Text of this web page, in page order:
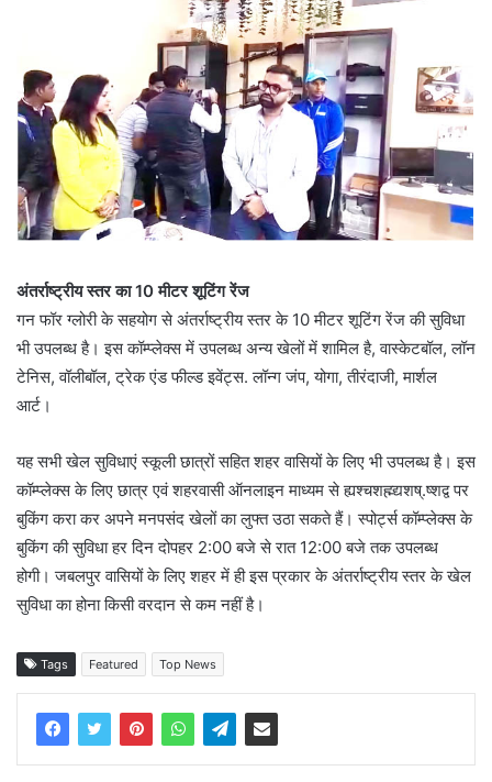
अंतर्राष्ट्रीय स्तर का 10 मीटर शूटिंग रेंज
गन फॉर ग्लोरी के सहयोग से अंतर्राष्ट्रीय स्तर के 10 मीटर शूटिंग रेंज की सुविधा
भी उपलब्ध है। इस कॉम्प्लेक्स में उपलब्ध अन्य खेलों में शामिल है, वास्केटबॉल, लॉन
टेनिस, वॉलीबॉल, ट्रेक एंड फील्ड इवेंट्स. लॉन्ग जंप, योगा, तीरंदाजी, मार्शल
आर्ट।
यह सभी खेल सुविधाएं स्कूली छात्रों सहित शहर वासियों के लिए भी उपलब्ध है। इस
कॉम्प्लेक्स के लिए छात्र एवं शहरवासी ऑनलाइन माध्यम से ह्यश्चशह्म्द्यशष्.ष्शद्व पर
बुकिंग करा कर अपने मनपसंद खेलों का लुफ्त उठा सकते हैं। स्पोर्ट्स कॉम्प्लेक्स के
बुकिंग की सुविधा हर दिन दोपहर 2:00 बजे से रात 12:00 बजे तक उपलब्ध
होगी। जबलपुर वासियों के लिए शहर में ही इस प्रकार के अंतर्राष्ट्रीय स्तर के खेल
सुविधा का होना किसी वरदान से कम नहीं है।
Tags Featured Top News